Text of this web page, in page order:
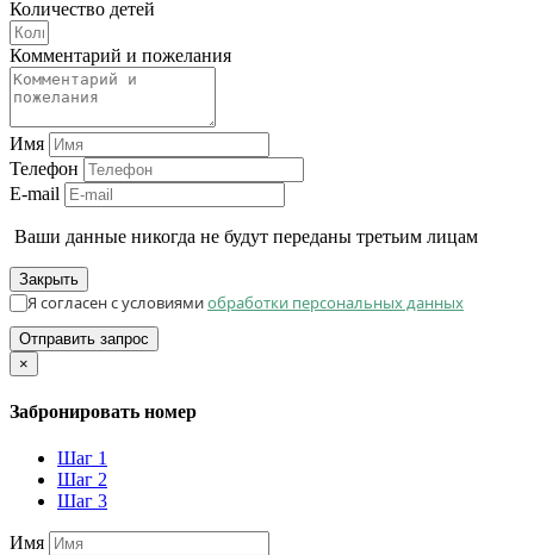
Количество детей
Комментарий и пожелания
Имя
Телефон
E-mail
Ваши данные никогда не будут переданы третьим лицам
Закрыть
Я согласен с условиямиобработки персональных данных
Отправить запрос
×
Забронировать номер
Шаг 1
Шаг 2
Шаг 3
Имя